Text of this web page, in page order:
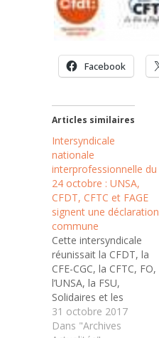
Facebook
Articles similaires
Intersyndicale
nationale
interprofessionnelle du
24 octobre : UNSA,
CFDT, CFTC et FAGE
signent une déclaration
commune
Cette intersyndicale
réunissait la CFDT, la
CFE-CGC, la CFTC, FO,
l’UNSA, la FSU,
Solidaires et les
organisations de
jeunesse UNEF, FAGE,
31 octobre 2017
Dans "Archives